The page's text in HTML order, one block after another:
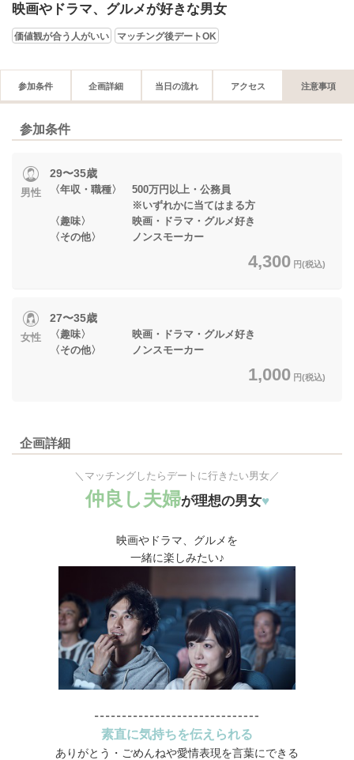
映画やドラマ、グルメが好きな男女
価値観が合う人がいい マッチング後デートOK
参加条件 企画詳細 当日の流れ アクセス 注意事項
参加条件
男性
29〜35歳
〈年収・職種〉 500万円以上・公務員
※いずれかに当てはまる方
〈趣味〉 映画・ドラマ・グルメ好き
〈その他〉 ノンスモーカー
4,300 円(税込)
女性
27〜35歳
〈趣味〉 映画・ドラマ・グルメ好き
〈その他〉 ノンスモーカー
1,000 円(税込)
企画詳細
＼マッチングしたらデートに行きたい男女／
仲良し夫婦が理想の男女♥
映画やドラマ、グルメを
一緒に楽しみたい♪
素直に気持ちを伝えられる
ありがとう・ごめんねや愛情表現を言葉にできる